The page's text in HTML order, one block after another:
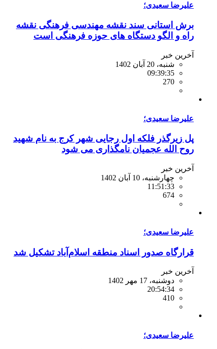
علیرضا سعیدی؛
برش استانی سند نقشه مهندسی فرهنگی نقشه
راه و الگو دستگاه های حوزه فرهنگی است
آخرین خبر
شنبه، 20 آبان 1402
09:39:35
270
علیرضا سعیدی؛
پل زیرگذر فلکه اول رجایی شهر کرج به نام شهید
روح الله عجمیان نامگذاری می شود
آخرین خبر
چهارشنبه، 10 آبان 1402
11:51:33
674
علیرضا سعیدی؛
قرارگاه صدور اسناد منطقه اسلام‌آباد تشکیل شد
آخرین خبر
دوشنبه، 17 مهر 1402
20:54:34
410
علیرضا سعیدی؛